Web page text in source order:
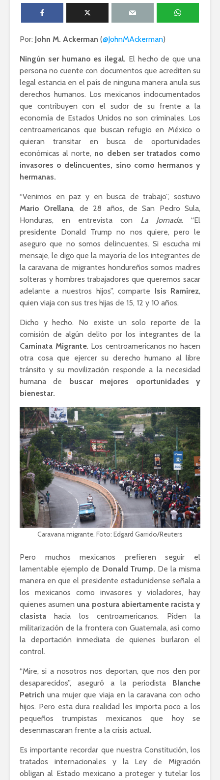
Por: John M. Ackerman (@JohnMAckerman)
Ningún ser humano es ilegal. El hecho de que una
persona no cuente con documentos que acrediten su
legal estancia en el país de ninguna manera anula sus
derechos humanos. Los mexicanos indocumentados
que contribuyen con el sudor de su frente a la
economía de Estados Unidos no son criminales. Los
centroamericanos que buscan refugio en México o
quieran transitar en busca de oportunidades
económicas al norte, no deben ser tratados como
invasores o delincuentes, sino como hermanos y
hermanas.
“Venimos en paz y en busca de trabajo”, sostuvo
Mario Orellana, de 28 años, de San Pedro Sula,
Honduras, en entrevista con La Jornada. “El
presidente Donald Trump no nos quiere, pero le
aseguro que no somos delincuentes. Si escucha mi
mensaje, le digo que la mayoría de los integrantes de
la caravana de migrantes hondureños somos madres
solteras y hombres trabajadores que queremos sacar
adelante a nuestros hijos”, comparte Isis Ramírez,
quien viaja con sus tres hijas de 15, 12 y 10 años.
Dicho y hecho. No existe un solo reporte de la
comisión de algún delito por los integrantes de la
Caminata Migrante. Los centroamericanos no hacen
otra cosa que ejercer su derecho humano al libre
tránsito y su movilización responde a la necesidad
humana de buscar mejores oportunidades y
bienestar.
Caravana migrante. Foto: Edgard Garrido/Reuters
Pero muchos mexicanos prefieren seguir el
lamentable ejemplo de Donald Trump. De la misma
manera en que el presidente estadunidense señala a
los mexicanos como invasores y violadores, hay
quienes asumen una postura abiertamente racista y
clasista hacia los centroamericanos. Piden la
militarización de la frontera con Guatemala, así como
la deportación inmediata de quienes burlaron el
control.
“Mire, si a nosotros nos deportan, que nos den por
desaparecidos”, aseguró a la periodista Blanche
Petrich una mujer que viaja en la caravana con ocho
hijos. Pero esta dura realidad les importa poco a los
pequeños trumpistas mexicanos que hoy se
desenmascaran frente a la crisis actual.
Es importante recordar que nuestra Constitución, los
tratados internacionales y la Ley de Migración
obligan al Estado mexicano a proteger y tutelar los
y el futuro de la
Esthela Sotelo: La
UAM en
movimiento
José
Derecho
Académicos contra
Debate entre John
Ackerman y Javier
Lozano con Julio
La cumbre AMLO-
Trump
Riqueza
La
AMLO
razón
política
El
Germán